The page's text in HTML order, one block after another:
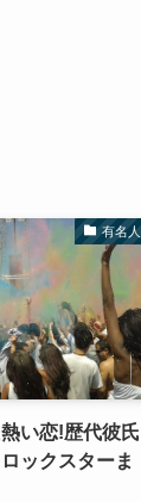
有名人
い恋!歴代彼氏
ックスターま